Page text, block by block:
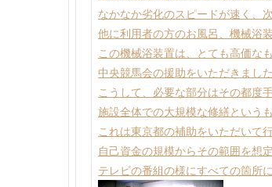
なかなか劣化のスピードが速く、
他に利用者の方のお風呂、機械浴
この機械浴装置は、とても高価な
中央競馬会の援助をいただきました
こうして、必要な部分はその都度
施設全体での大規模な修繕という
これは東京都の補助をいただいて
自己資金の規模からその範囲を想
テレビの番組の様にすべての箇所